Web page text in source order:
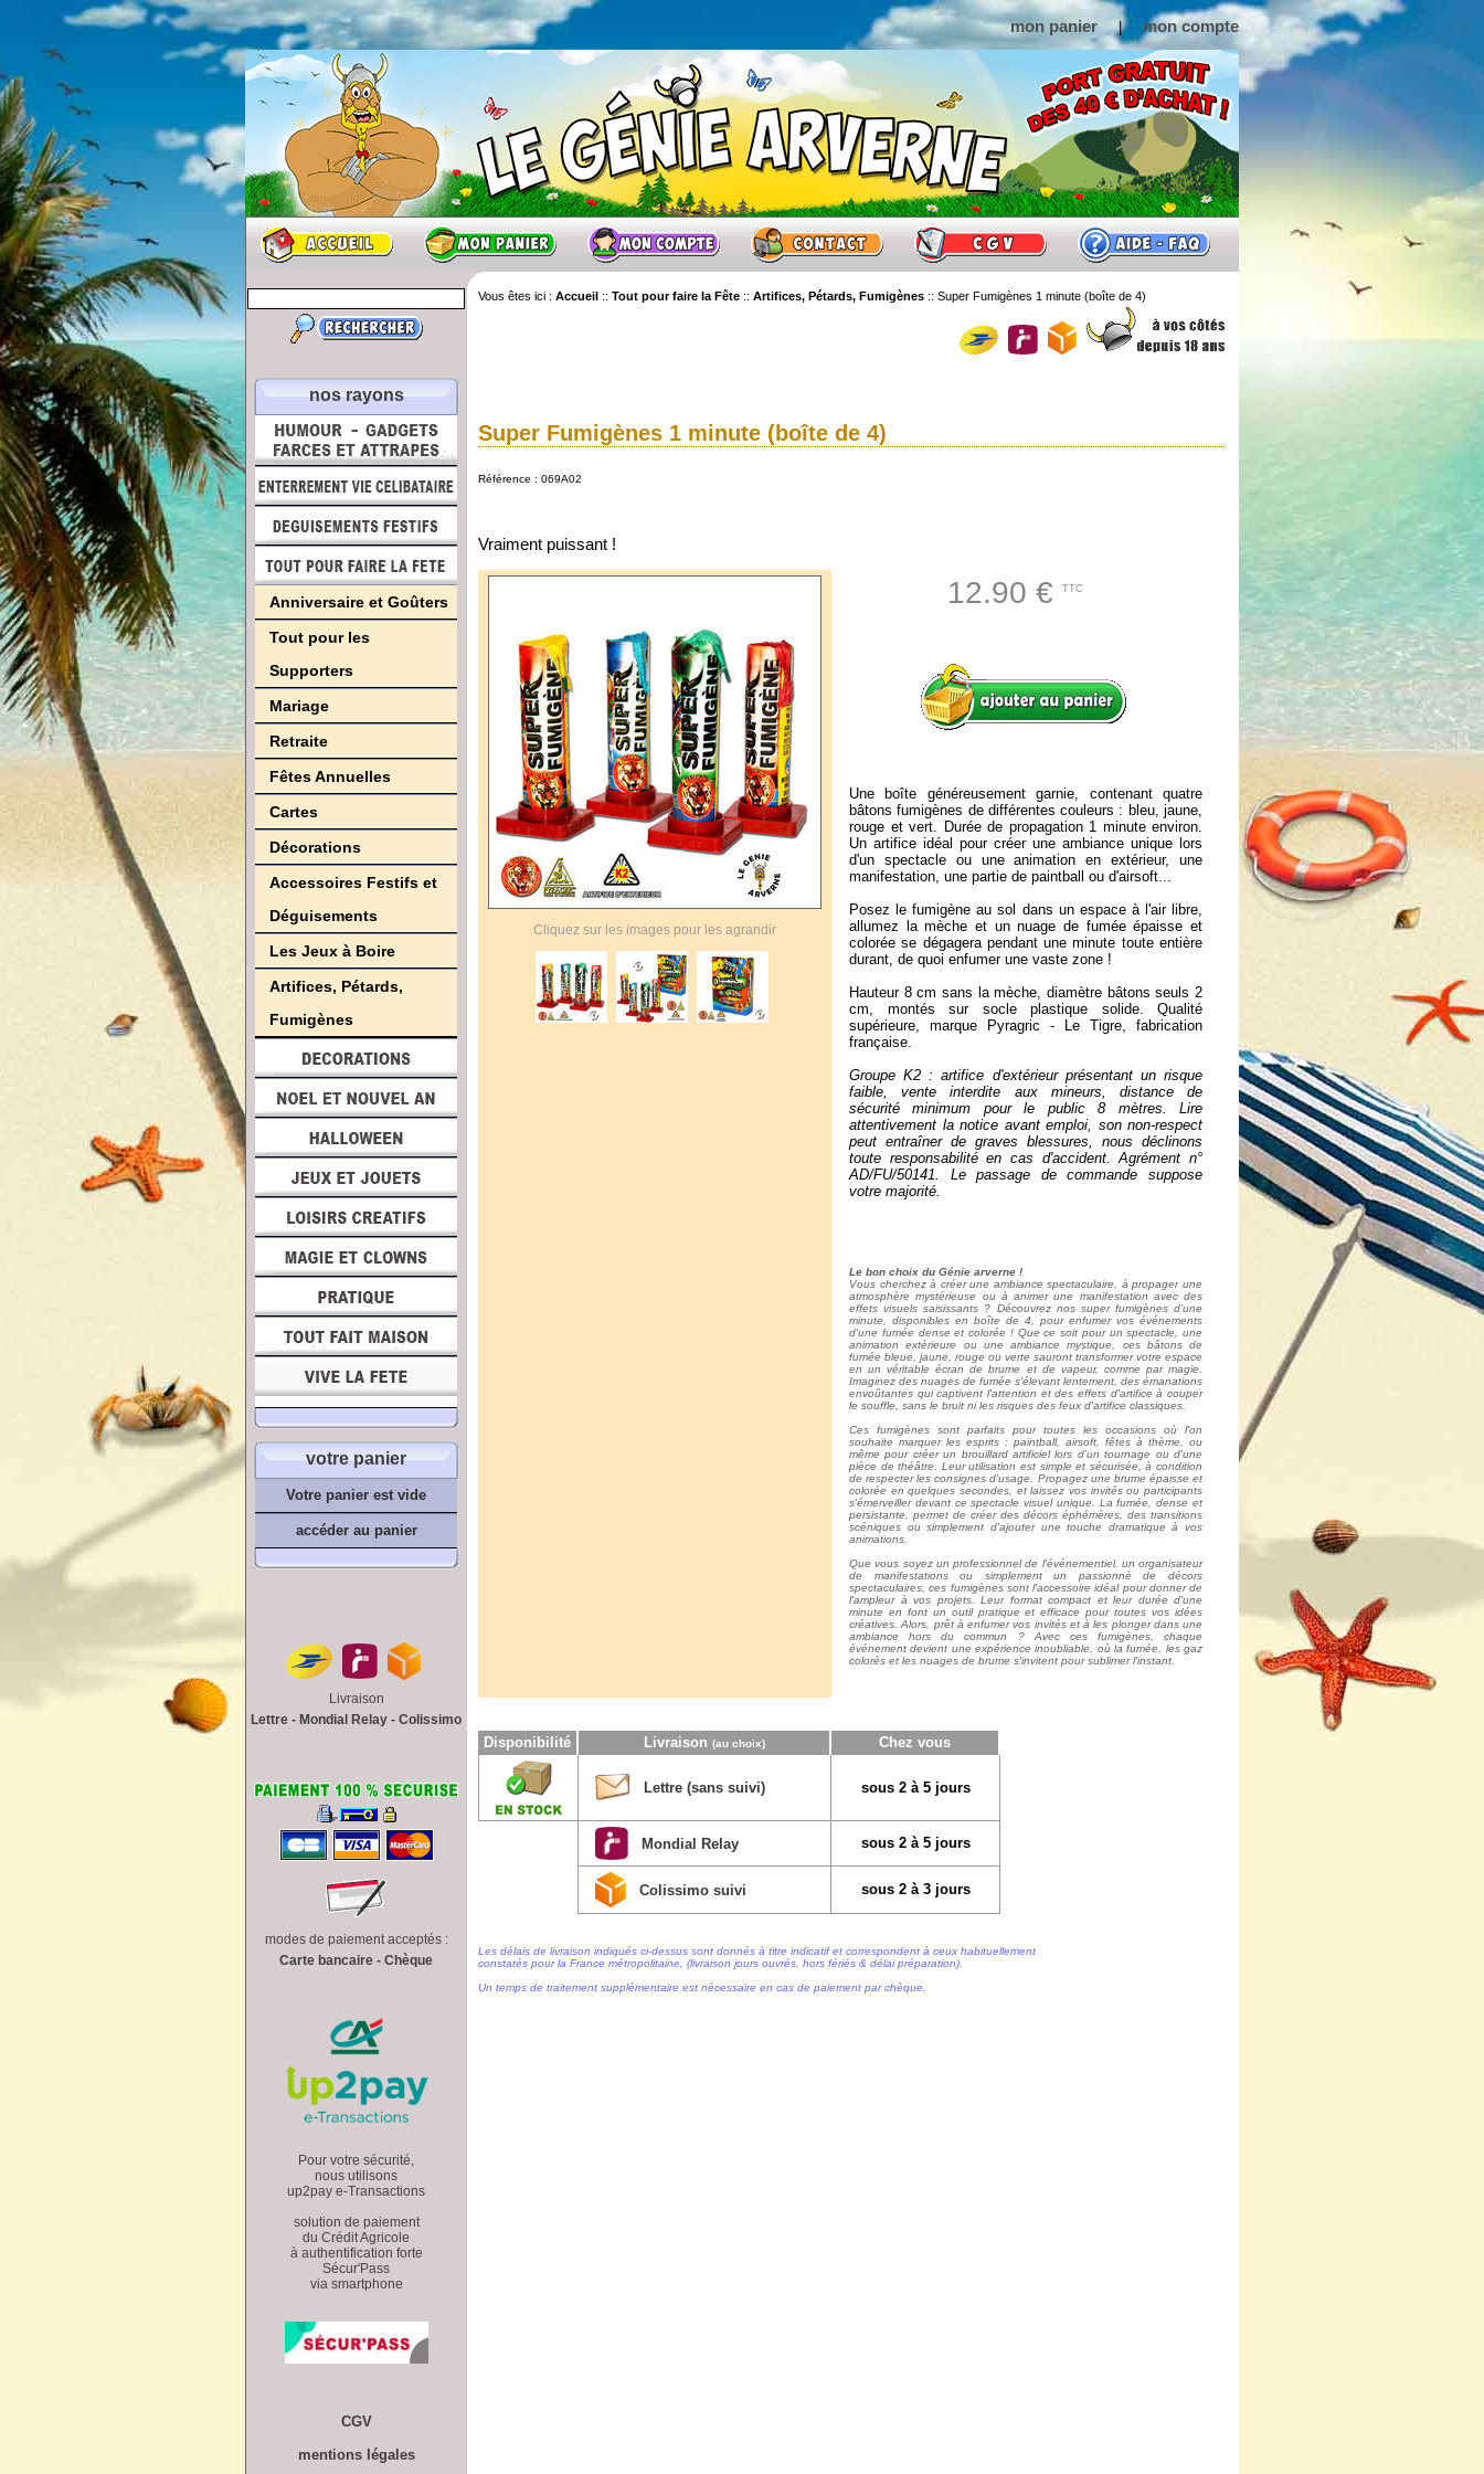
mon panier | mon compte
nos rayons
Anniversaire et Goûters
Tout pour les
Supporters
Mariage
Retraite
Fêtes Annuelles
Cartes
Décorations
Accessoires Festifs et
Déguisements
Les Jeux à Boire
Artifices, Pétards,
Fumigènes
votre panier
Votre panier est vide
accéder au panier
Livraison
Lettre - Mondial Relay - Colissimo
modes de paiement acceptés :
Carte bancaire - Chèque
Pour votre sécurité,
nous utilisons
up2pay e-Transactions
solution de paiement
du Crédit Agricole
à authentification forte
Sécur'Pass
via smartphone
CGV
mentions légales
Vous êtes ici : Accueil :: Tout pour faire la Fête :: Artifices, Pétards, Fumigènes :: Super Fumigènes 1 minute (boîte de 4)
Super Fumigènes 1 minute (boîte de 4)
Référence : 069A02
Vraiment puissant !
12.90 € TTC
Une boîte généreusement garnie, contenant quatre
bâtons fumigènes de différentes couleurs : bleu, jaune,
rouge et vert. Durée de propagation 1 minute environ.
Un artifice idéal pour créer une ambiance unique lors
d'un spectacle ou une animation en extérieur, une
manifestation, une partie de paintball ou d'airsoft...
Posez le fumigène au sol dans un espace à l'air libre,
allumez la mèche et un nuage de fumée épaisse et
colorée se dégagera pendant une minute toute entière
durant, de quoi enfumer une vaste zone !
Hauteur 8 cm sans la mèche, diamètre bâtons seuls 2
cm, montés sur socle plastique solide. Qualité
supérieure, marque Pyragric - Le Tigre, fabrication
française.
Groupe K2 : artifice d'extérieur présentant un risque
faible, vente interdite aux mineurs, distance de
sécurité minimum pour le public 8 mètres. Lire
attentivement la notice avant emploi, son non-respect
peut entraîner de graves blessures, nous déclinons
toute responsabilité en cas d'accident. Agrément n°
AD/FU/50141. Le passage de commande suppose
votre majorité.
Le bon choix du Génie arverne !
Vous cherchez à créer une ambiance spectaculaire, à propager une
atmosphère mystérieuse ou à animer une manifestation avec des
effets visuels saisissants ? Découvrez nos super fumigènes d'une
minute, disponibles en boîte de 4, pour enfumer vos événements
d'une fumée dense et colorée ! Que ce soit pour un spectacle, une
animation extérieure ou une ambiance mystique, ces bâtons de
fumée bleue, jaune, rouge ou verte sauront transformer votre espace
en un véritable écran de brume et de vapeur, comme par magie.
Imaginez des nuages de fumée s'élevant lentement, des émanations
envoûtantes qui captivent l'attention et des effets d'artifice à couper
le souffle, sans le bruit ni les risques des feux d'artifice classiques.
Ces fumigènes sont parfaits pour toutes les occasions où l'on
souhaite marquer les esprits : paintball, airsoft, fêtes à thème, ou
même pour créer un brouillard artificiel lors d'un tournage ou d'une
pièce de théâtre. Leur utilisation est simple et sécurisée, à condition
de respecter les consignes d'usage. Propagez une brume épaisse et
colorée en quelques secondes, et laissez vos invités ou participants
s'émerveiller devant ce spectacle visuel unique. La fumée, dense et
persistante, permet de créer des décors éphémères, des transitions
scéniques ou simplement d'ajouter une touche dramatique à vos
animations.
Que vous soyez un professionnel de l'événementiel, un organisateur
de manifestations ou simplement un passionné de décors
spectaculaires, ces fumigènes sont l'accessoire idéal pour donner de
l'ampleur à vos projets. Leur format compact et leur durée d'une
minute en font un outil pratique et efficace pour toutes vos idées
créatives. Alors, prêt à enfumer vos invités et à les plonger dans une
ambiance hors du commun ? Avec ces fumigènes, chaque
événement devient une expérience inoubliable, où la fumée, les gaz
colorés et les nuages de brume s'invitent pour sublimer l'instant.
Cliquez sur les images pour les agrandir
Disponibilité Livraison (au choix) Chez vous
Lettre (sans suivi) sous 2 à 5 jours
Mondial Relay sous 2 à 5 jours
Colissimo suivi sous 2 à 3 jours
Les délais de livraison indiqués ci-dessus sont donnés à titre indicatif et correspondent à ceux habituellement
constatés pour la France métropolitaine, (livraison jours ouvrés, hors fériés & délai préparation).
Un temps de traitement supplémentaire est nécessaire en cas de paiement par chèque.